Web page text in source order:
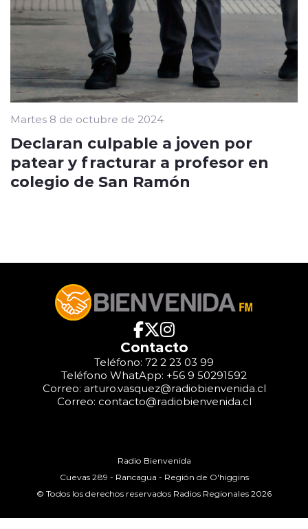
Martes 8 de octubre de 2024
Declaran culpable a joven por
patear y fracturar a profesor en
colegio de San Ramón
Contacto
Teléfono: 72 2 23 03 99
Teléfono WhatApp: +56 9 50291592
Correo: arturo.vasquez@radiobienvenida.cl
Correo: contacto@radiobienvenida.cl
Radio Bienvenida
Cuevas 289 - Rancagua - Región de O'higgins
© Todos los derechos reservados Radios Regionales 2026